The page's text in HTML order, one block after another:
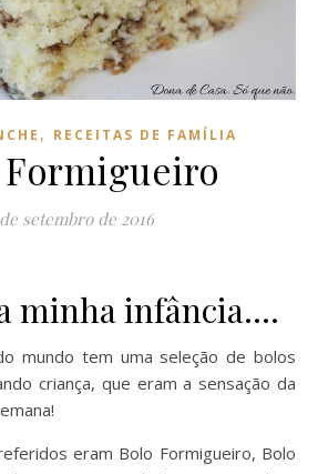
, RECEITAS DE FAMÍLIA
setembro de 2016
minha infância….
criança, que eram a sensação da
eram Bolo Formigueiro, Bolo